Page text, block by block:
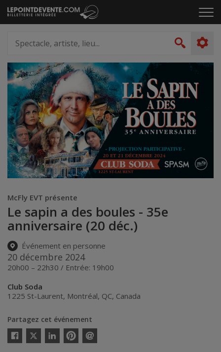
Passer
au
le
artiste,
lieu...
McFly EVT présente
Le sapin a des boules - 35e
anniversaire (20 déc.)
Événement en personne
20 décembre 2024
20h00 – 22h30 / Entrée: 19h00
Club Soda
1225 St-Laurent, Montréal, QC, Canada
Partagez cet événement
Twitter